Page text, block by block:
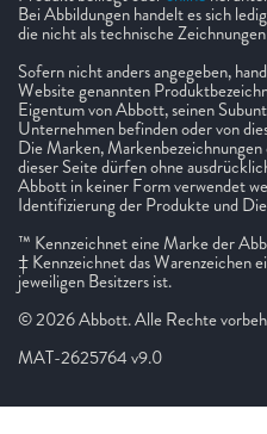
Bei Abbildungen handelt es sich
die nicht als technische
Sofern nicht anders angegeben,
Website genannten
Eigentum von Abbott, seinen
Unternehmen befinden oder von
Die Marken,
dieser Seite dürfen ohne
Abbott in keiner Form verwendet
Identifizierung der Produkte und
™ Kennzeichnet eine Marke der
‡ Kennzeichnet das Warenzeichen
jeweiligen Besitzers ist.
© 2026 Abbott. Alle Rechte
MAT-2625764 v9.0